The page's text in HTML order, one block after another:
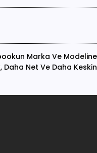
Marka Ve Modeline
Daha Net Ve Daha Keskin